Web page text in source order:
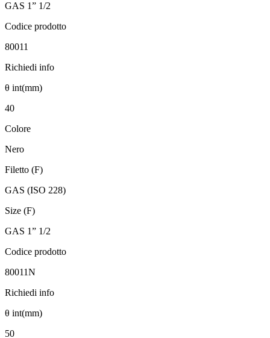
GAS 1” 1/2
Codice prodotto
80011
Richiedi info
θ int(mm)
40
Colore
Nero
Filetto (F)
GAS (ISO 228)
Size (F)
GAS 1” 1/2
Codice prodotto
80011N
Richiedi info
θ int(mm)
50